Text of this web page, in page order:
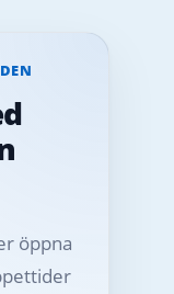
öppna